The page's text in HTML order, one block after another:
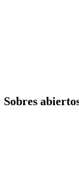
Sobres